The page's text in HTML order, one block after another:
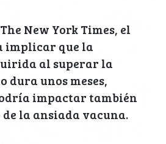
New York Times, el
implicar que la
al superar la
dura unos meses,
impactar también
la ansiada vacuna.